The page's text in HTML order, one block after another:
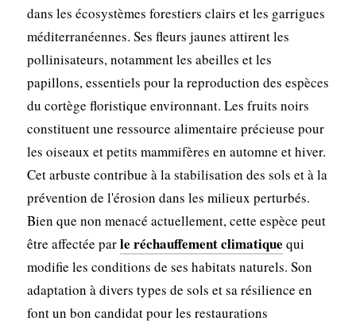
dans les écosystèmes forestiers clairs et les garrigues
méditerranéennes. Ses fleurs jaunes attirent les
pollinisateurs, notamment les abeilles et les
papillons, essentiels pour la reproduction des espèces
du cortège floristique environnant. Les fruits noirs
constituent une ressource alimentaire précieuse pour
les oiseaux et petits mammifères en automne et hiver.
Cet arbuste contribue à la stabilisation des sols et à la
prévention de l'érosion dans les milieux perturbés.
Bien que non menacé actuellement, cette espèce peut
être affectée parle réchauffement climatique qui
modifie les conditions de ses habitats naturels. Son
adaptation à divers types de sols et sa résilience en
font un bon candidat pour les restaurations